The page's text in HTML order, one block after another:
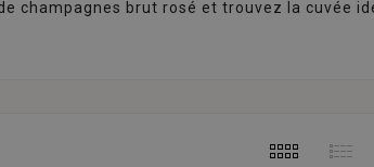
champagnes brut rosé et trouvez la cuvée